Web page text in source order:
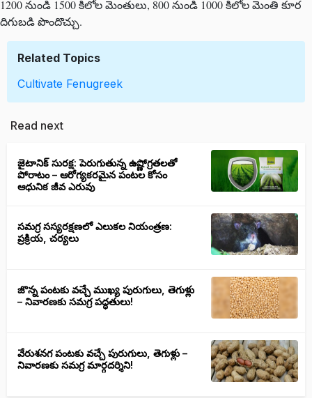
1200 నుండి 1500 కిలోల మెంతులు, 800 నుండి 1000 కిలోల మెంతి కూర
దిగుబడి పొందొచ్చు.
Related Topics
Cultivate Fenugreek
Read next
జైటానిక్ సురక్ష: పెరుగుతున్న ఉష్ణోగ్రతలతో
పోరాటం – ఆరోగ్యకరమైన పంటల కోసం
ఆధునిక జీవ ఎరువు
సమగ్ర సస్యరక్షణలో ఎలుకల నియంత్రణ:
ప్రక్రియ, చర్యలు
జొన్న పంటకు వచ్చే ముఖ్య పురుగులు, తెగుళ్లు
– నివారణకు సమగ్ర పద్ధతులు!
వేరుశనగ పంటకు వచ్చే పురుగులు, తెగుళ్లు –
నివారణకు సమగ్ర మార్గదర్శిని!